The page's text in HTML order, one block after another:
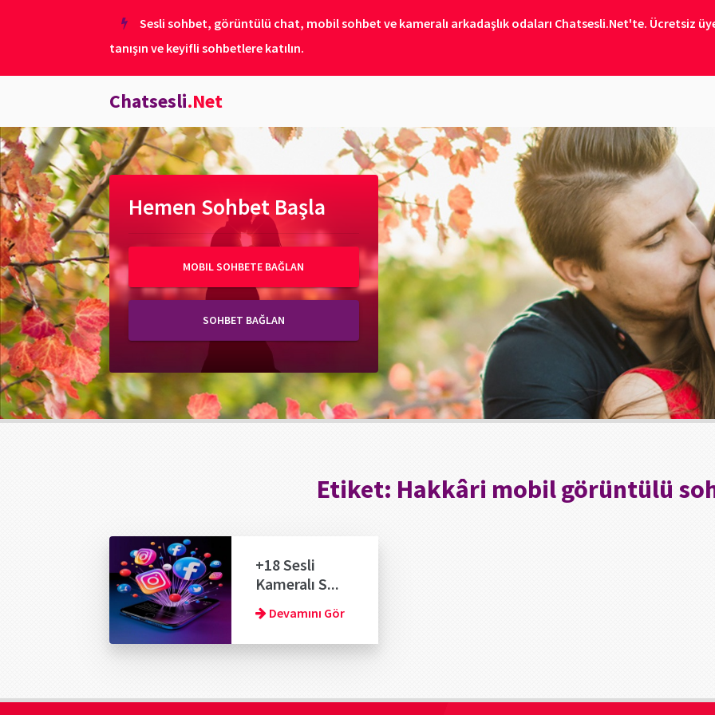
Sesli sohbet, görüntülü chat, mobil sohbet ve kameralı arkadaşlık odaları Chatsesli.Net'te. Ücretsiz
tanışın ve keyifli sohbetlere katılın.
Chatsesli.Net
Hemen Sohbet Başla
MOBIL SOHBETE BAĞLAN
SOHBET BAĞLAN
Etiket: Hakkâri mobil görüntülü
+18 Sesli
Kameralı S...
Devamını Gör